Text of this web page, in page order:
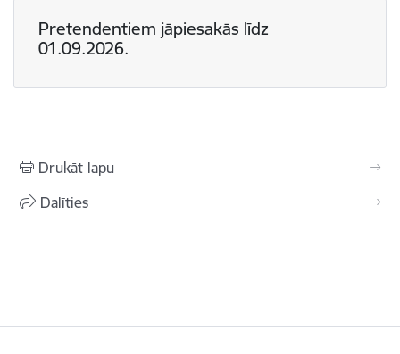
Pretendentiem jāpiesakās līdz
01.09.2026.
Drukāt lapu
Dalīties